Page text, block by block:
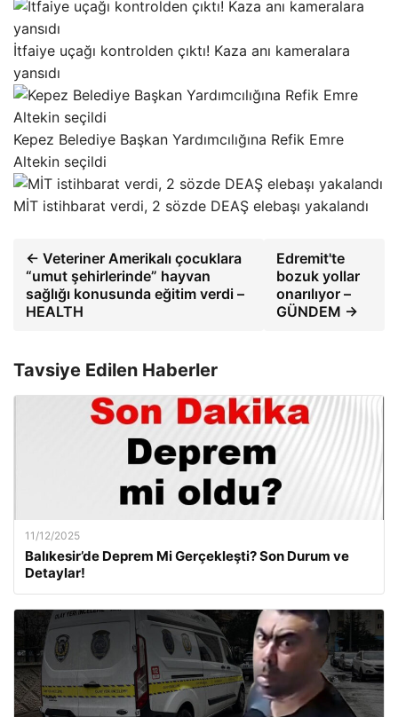
İtfaiye uçağı kontrolden çıktı! Kaza anı kameralara
yansıdı
Kepez Belediye Başkan Yardımcılığına Refik Emre
Altekin seçildi
MİT istihbarat verdi, 2 sözde DEAŞ elebaşı yakalandı
← Veteriner Amerikalı çocuklara
“umut şehirlerinde” hayvan
sağlığı konusunda eğitim verdi –
HEALTH
Edremit'te
bozuk yollar
onarılıyor –
GÜNDEM →
Tavsiye Edilen Haberler
11/12/2025
Balıkesir’de Deprem Mi Gerçekleşti? Son Durum ve
Detaylar!